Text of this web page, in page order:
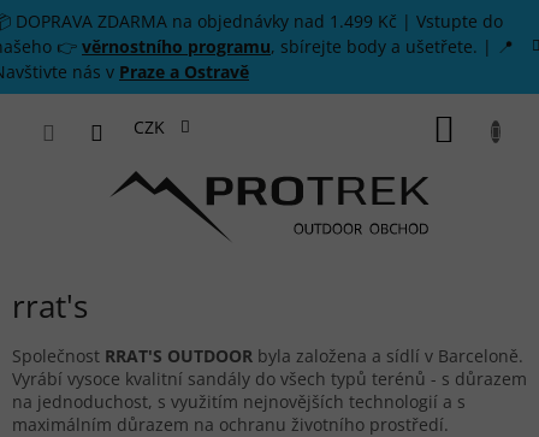
Přejít na obsah
DOPRAVA ZDARMA na objednávky nad 1.499 Kč | Vstupte do
👉 věrnostního programu, sbírejte body a ušetřete. | 📍
nás v Praze a Ostravě
CZK
rrat's
Společnost RRAT'S OUTDOOR byla založena a sídlí v Barceloně.
Vyrábí vysoce kvalitní sandály do všech typů terénů - s důrazem
na jednoduchost, s využitím nejnovějších technologií a s
maximálním důrazem na ochranu životního prostředí.